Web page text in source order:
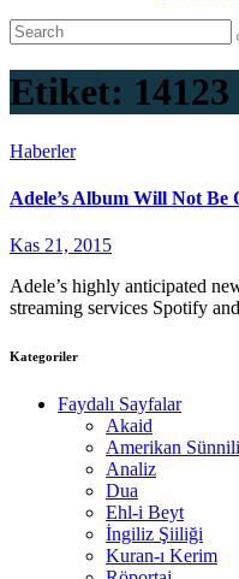
Etiket: 14123
Haberler
Adele’s Album Will Not Be
Kas 21, 2015
Adele’s highly anticipated
streaming services Spotify
Kategoriler
Faydalı Sayfalar
Akaid
Amerikan
Analiz
Dua
Ehl-i Beyt
İngiliz Şiiliği
Kuran-ı Kerim